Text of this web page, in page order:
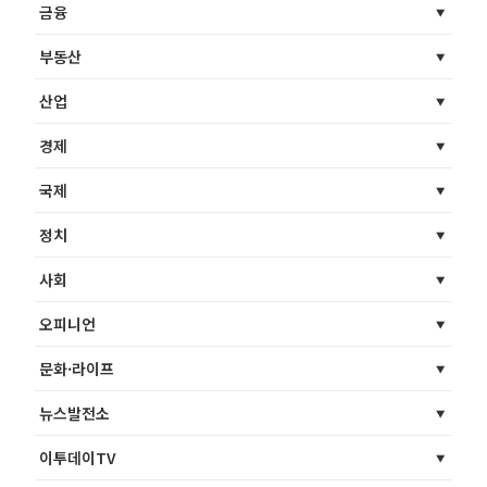
금융
부동산
산업
경제
국제
정치
사회
오피니언
문화·라이프
뉴스발전소
이투데이TV